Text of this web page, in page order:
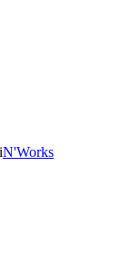
N'Works